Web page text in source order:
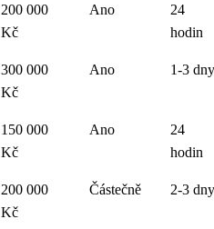
200 000
Kč
Ano
24
hodin
300 000
Kč
Ano 1-3 dny
150 000
Kč
Ano
24
hodin
200 000
Kč
Částečně 2-3 dny